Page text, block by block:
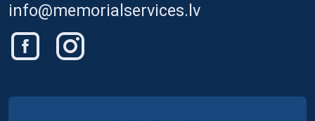
info@memorialservices.lv